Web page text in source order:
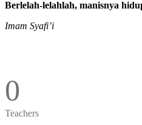
Berlelah-lelahlah, manisnya
Imam Syafi’i
0
Teachers